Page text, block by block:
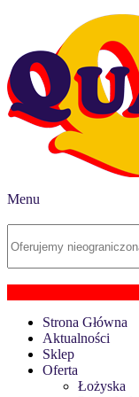
Menu
Strona Główna
Aktualności
Sklep
Oferta
Łożyska